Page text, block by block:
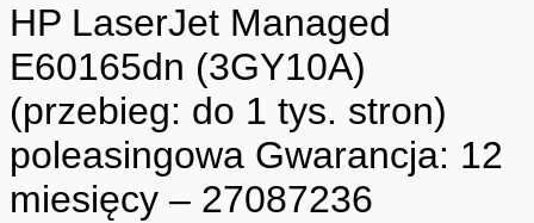
HP LaserJet Managed
E60165dn (3GY10A)
(przebieg: do 1 tys. stron)
poleasingowa Gwarancja: 12
miesięcy – 27087236